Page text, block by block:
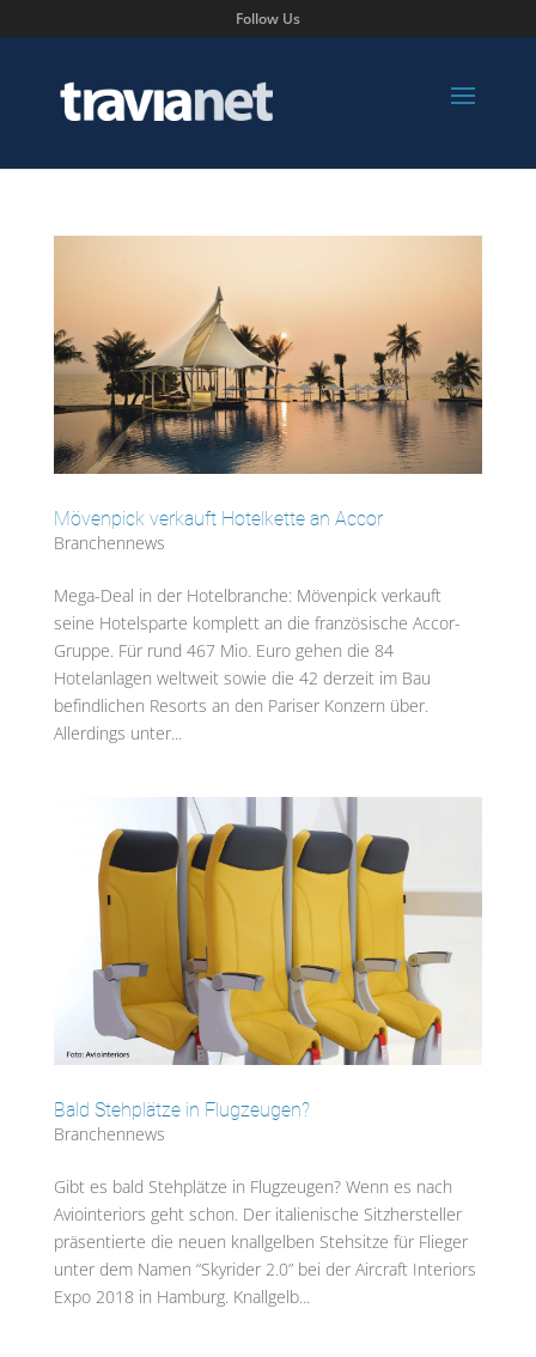
Follow Us
Mövenpick verkauft Hotelkette an Accor
Branchennews
Mega-Deal in der Hotelbranche: Mövenpick verkauft
seine Hotelsparte komplett an die französische Accor-
Gruppe. Für rund 467 Mio. Euro gehen die 84
Hotelanlagen weltweit sowie die 42 derzeit im Bau
befindlichen Resorts an den Pariser Konzern über.
Allerdings unter...
Bald Stehplätze in Flugzeugen?
Branchennews
Gibt es bald Stehplätze in Flugzeugen? Wenn es nach
Aviointeriors geht schon. Der italienische Sitzhersteller
präsentierte die neuen knallgelben Stehsitze für Flieger
unter dem Namen “Skyrider 2.0” bei der Aircraft Interiors
Expo 2018 in Hamburg. Knallgelb...